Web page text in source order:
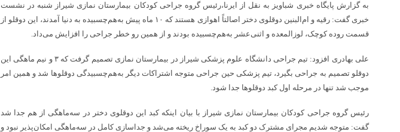
به گزارش پایگاه خبری شباویز به نقل از ایرنا،رئیس گروه جراحی کودکان بیمارستان نمازی شیراز شنبه در نشست
خبری گفت: رقیه و ام‌البنین دوقلوی دختر اصالتاً اهوازی هستند که ۱۰ ماه پیش به‌هم‌چسبیده به دنیا آمدند، این دوقلو از
قسمت روده کوچک، لوزالمعده و اثنی‌عشر به‌هم‌چسبیده بودند و از همین رو خطر جراحی را افزایش می‌داد.
علی بهادری افزود: تیم جراحی دانشگاه علوم پزشکی شیراز در بیمارستان نمازی تصمیم گرفت که ۳ و نیم ماهگی این
دوقلو تصمیم به جراحی بگیرد، تیم پزشکی حین جراحی متوجه اشتراکات دیگر به‌هم‌چسبیدگی دوقلوها شد و همین امر
موجب شد تنها در مرحله اول کبد دوقلوها جدا شود.
رئیس گروه جراحی کودکان بیمارستان نمازی شیراز با بیان اینکه کبد این دوقلوی دختر در سه‌ماهگی از هم جدا شد
گفت: متوجه شدیم مجرای مشترک دو کبد به یک سوراخ ریخته می‌شد و جداسازی کامل در سه‌ماهگی امکان‌پذیر نبود و